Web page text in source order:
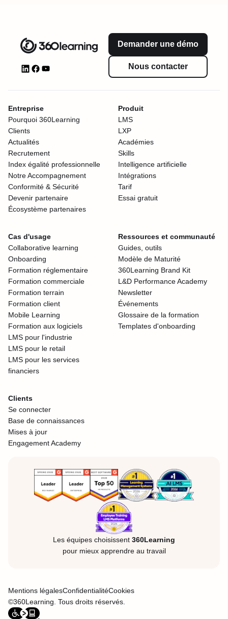
Demander une démo
Nous contacter
Entreprise
Pourquoi 360Learning
Clients
Actualités
Recrutement
Index égalité professionnelle
Notre Accompagnement
Conformité & Sécurité
Devenir partenaire
Écosystème partenaires
Produit
LMS
LXP
Académies
Skills
Intelligence artificielle
Intégrations
Tarif
Essai gratuit
Cas d'usage
Collaborative learning
Onboarding
Formation réglementaire
Formation commerciale
Formation terrain
Formation client
Mobile Learning
Formation aux logiciels
LMS pour l'industrie
LMS pour le retail
LMS pour les services
financiers
Ressources et communauté
Guides, outils
Modèle de Maturité
360Learning Brand Kit
L&D Performance Academy
Newsletter
Événements
Glossaire de la formation
Templates d'onboarding
Clients
Se connecter
Base de connaissances
Mises à jour
Engagement Academy
Les équipes choisissent 360Learning
pour mieux apprendre au travail
Mentions légalesConfidentialitéCookies
©360Learning. Tous droits réservés.